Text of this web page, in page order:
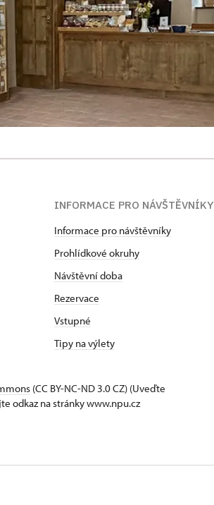
INFORMACE PRO NÁVŠTĚVNÍKY
Informace pro návštěvníky
Prohlídkové okruhy
Návštěvní doba
Rezervace
Vstupné
Tipy na výlety
(CC BY-NC-ND 3.0 CZ) (Uveďte
odkaz na stránky www.npu.cz